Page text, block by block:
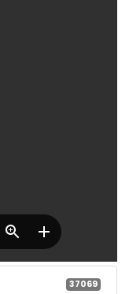
37069